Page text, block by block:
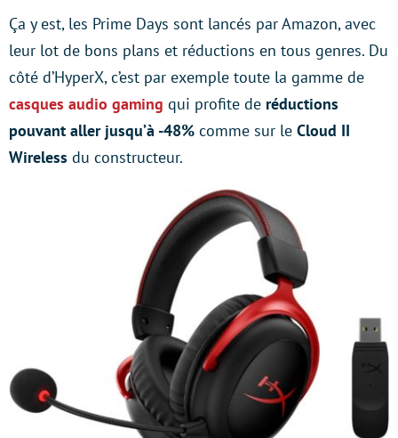
Ça y est, les Prime Days sont lancés par Amazon, avec
leur lot de bons plans et réductions en tous genres. Du
côté d’HyperX, c’est par exemple toute la gamme de
casques audio gaming qui profite de réductions
pouvant aller jusqu’à -48% comme sur le Cloud II
Wireless du constructeur.